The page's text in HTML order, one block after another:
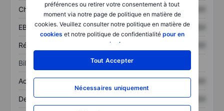
préférences ou retirer votre consentement à tout
moment via notre page de politique en matière de
cookies. Veuillez consulter notre politique en matière de
cookies et notre politique de confidentialité pour en
savoir plus
Tout Accepter
Nécessaires uniquement
Chiffre d’affaires XXXXXXX XXXXXXX
EBITDA XXXXXXX XXXXXXX
Résultat net XXXXXXX
Bilan
Actif total XXXXXXX XXXXXXX
Dette totale XXXXXXX XXXXXXX